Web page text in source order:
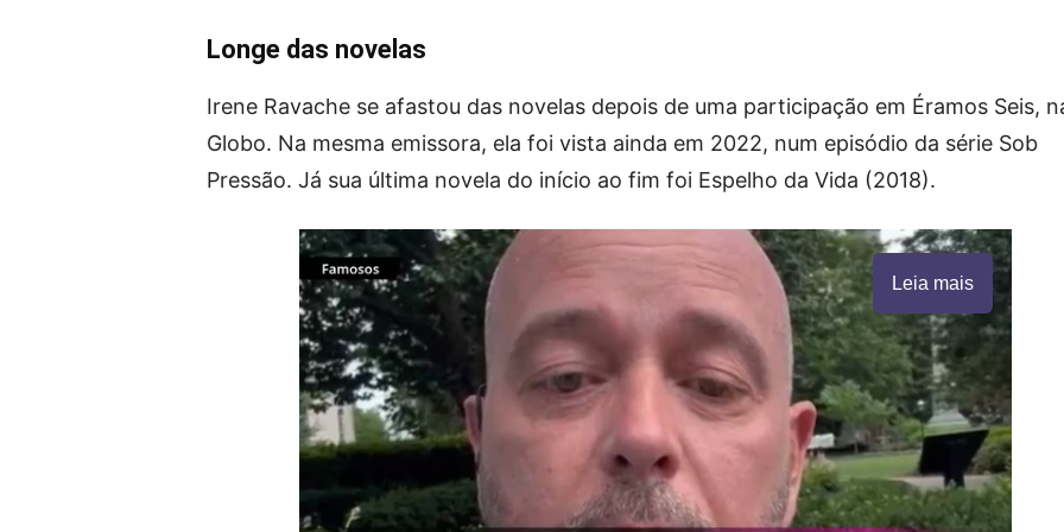
Longe das novelas
Irene Ravache se afastou das novelas depois de uma participação em Éramos Seis,
Globo. Na mesma emissora, ela foi vista ainda em 2022, num episódio da série Sob
Pressão. Já sua última novela do início ao fim foi Espelho da Vida (2018).
Leia mais